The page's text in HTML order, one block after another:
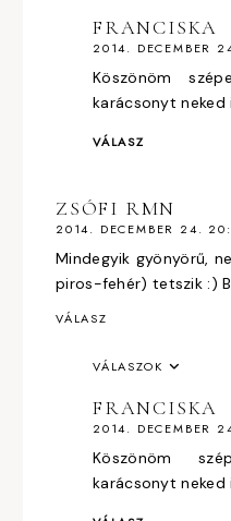
FRANCISKA
2014. DECEMBER
Köszönöm
karácsonyt neked
VÁLASZ
ZSÓFI RMN
2014. DECEMBER 24.
Mindegyik gyönyörű,
piros-fehér) tetszik :)
VÁLASZ
VÁLASZOK
FRANCISKA
2014. DECEMBER
Köszönöm
karácsonyt neked